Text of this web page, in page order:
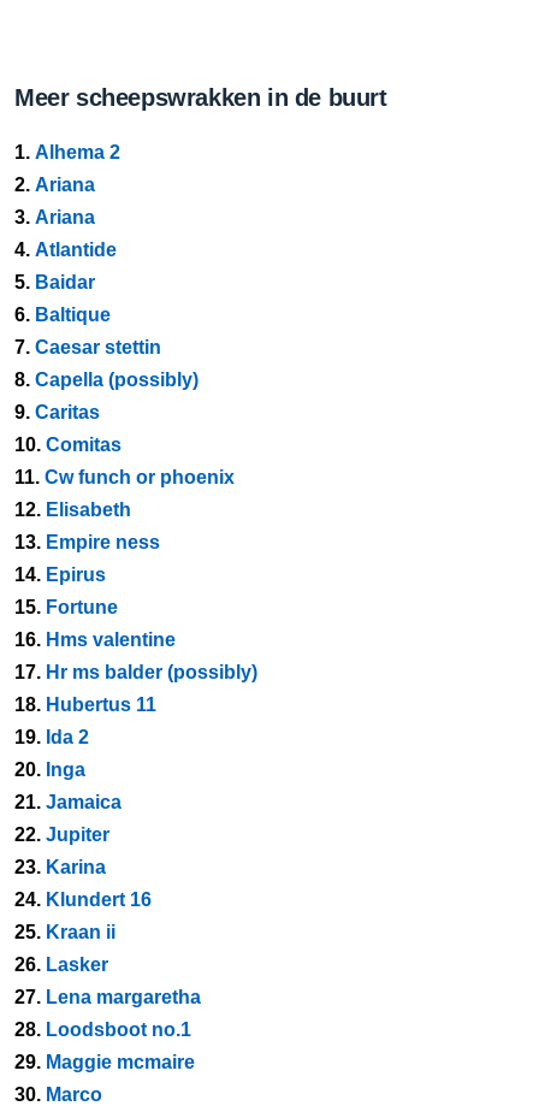
Meer scheepswrakken in de buurt
1. Alhema 2
2. Ariana
3. Ariana
4. Atlantide
5. Baidar
6. Baltique
7. Caesar stettin
8. Capella (possibly)
9. Caritas
10. Comitas
11. Cw funch or phoenix
12. Elisabeth
13. Empire ness
14. Epirus
15. Fortune
16. Hms valentine
17. Hr ms balder (possibly)
18. Hubertus 11
19. Ida 2
20. Inga
21. Jamaica
22. Jupiter
23. Karina
24. Klundert 16
25. Kraan ii
26. Lasker
27. Lena margaretha
28. Loodsboot no.1
29. Maggie mcmaire
30. Marco